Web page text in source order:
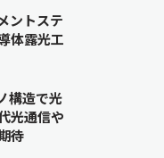
ントステ
体露光工
構造で光
光通信や
待